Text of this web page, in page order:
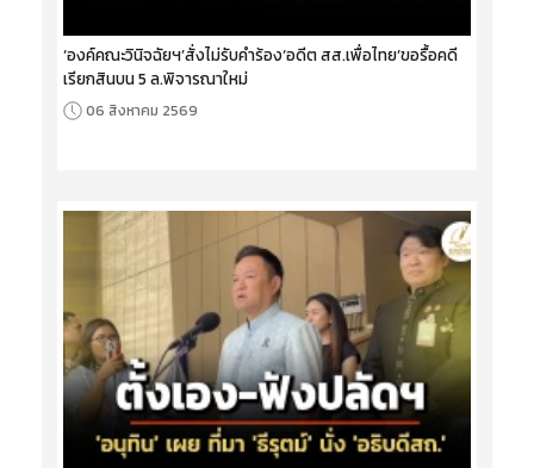
‘องค์คณะวินิจฉัยฯ’สั่งไม่รับคำร้อง‘อดีต สส.เพื่อไทย’ขอรื้อคดี
เรียกสินบน 5 ล.พิจารณาใหม่
06 สิงหาคม 2569